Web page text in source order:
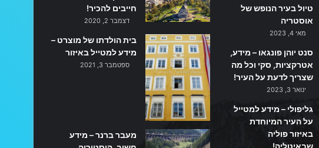
טיול בעיר הנופש של
אוסטריה
מאי 4, 2023
סנט יוהן פונגאו – מידע,
אטרקציות, סקי וכל מה
שצריך לדעת על העיר!
ינואר 3, 2023
גליפולי – מידע למטייל
על העיר המיוחדת
באיזור פוליה
חייבים להכיר!
דצמבר 2, 2020
בית הולדתו של מוצרט –
מידע למטייל באיזור
ספטמבר 3, 2021
מעבר ברנר – מידע